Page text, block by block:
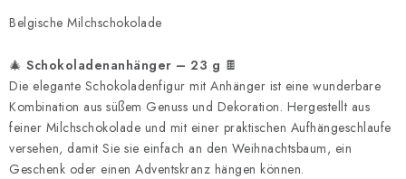
Belgische Milchschokolade
🎄 Schokoladenanhänger – 23 g 🍫
Die elegante Schokoladenfigur mit Anhänger ist eine wunderbare
Kombination aus süßem Genuss und Dekoration. Hergestellt aus
feiner Milchschokolade und mit einer praktischen Aufhängeschlaufe
versehen, damit Sie sie einfach an den Weihnachtsbaum, ein
Geschenk oder einen Adventskranz hängen können.